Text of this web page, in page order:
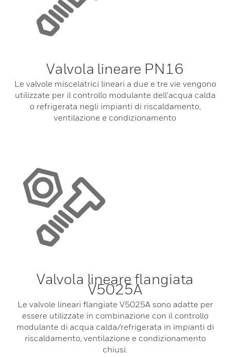
Valvola lineare PN16
Le valvole miscelatrici lineari a due e tre vie vengono
utilizzate per il controllo modulante dell'acqua calda
o refrigerata negli impianti di riscaldamento,
ventilazione e condizionamento
Valvola lineare flangiata
V5025A
Le valvole lineari flangiate V5025A sono adatte per
essere utilizzate in combinazione con il controllo
modulante di acqua calda/refrigerata in impianti di
riscaldamento, ventilazione e condizionamento
chiusi.